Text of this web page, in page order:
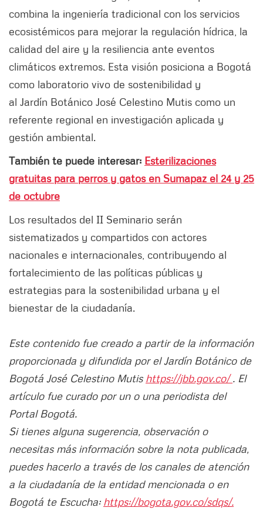
combina la ingeniería tradicional con los servicios
ecosistémicos para mejorar la regulación hídrica, la
calidad del aire y la resiliencia ante eventos
climáticos extremos. Esta visión posiciona a Bogotá
como laboratorio vivo de sostenibilidad y
al Jardín Botánico José Celestino Mutis como un
referente regional en investigación aplicada y
gestión ambiental.
También te puede interesar: Esterilizaciones
gratuitas para perros y gatos en Sumapaz el 24 y 25
de octubre
Los resultados del II Seminario serán
sistematizados y compartidos con actores
nacionales e internacionales, contribuyendo al
fortalecimiento de las políticas públicas y
estrategias para la sostenibilidad urbana y el
bienestar de la ciudadanía.
Este contenido fue creado a partir de la información
proporcionada y difundida por el Jardín Botánico de
Bogotá José Celestino Mutis https://jbb.gov.co/. El
artículo fue curado por un o una periodista del
Portal Bogotá.
Si tienes alguna sugerencia, observación o
necesitas más información sobre la nota publicada,
puedes hacerlo a través de los canales de atención
a la ciudadanía de la entidad mencionada o en
Bogotá te Escucha: https://bogota.gov.co/sdqs/.